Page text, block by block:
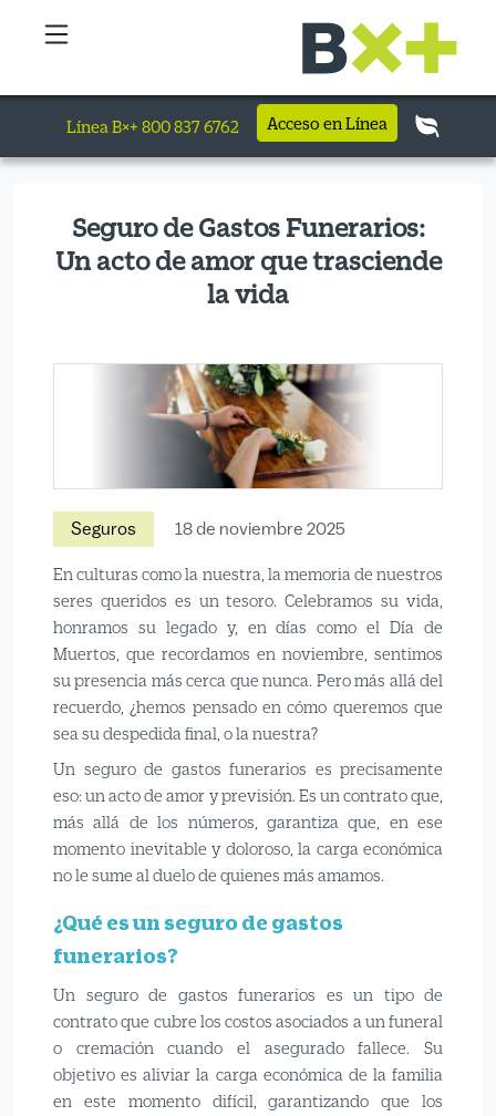
Línea B×+ 800 837 6762 Acceso en Línea
Seguro de Gastos Funerarios:
Un acto de amor que trasciende
la vida
Seguros 18 de noviembre 2025
En culturas como la nuestra, la memoria de nuestros
seres queridos es un tesoro. Celebramos su vida,
honramos su legado y, en días como el Día de
Muertos, que recordamos en noviembre, sentimos
su presencia más cerca que nunca. Pero más allá del
recuerdo, ¿hemos pensado en cómo queremos que
sea su despedida final, o la nuestra?
Un seguro de gastos funerarios es precisamente
eso: un acto de amor y previsión. Es un contrato que,
más allá de los números, garantiza que, en ese
momento inevitable y doloroso, la carga económica
no le sume al duelo de quienes más amamos.
¿Qué es un seguro de gastos
funerarios?
Un seguro de gastos funerarios es un tipo de
contrato que cubre los costos asociados a un funeral
o cremación cuando el asegurado fallece. Su
objetivo es aliviar la carga económica de la familia
en este momento difícil, garantizando que los